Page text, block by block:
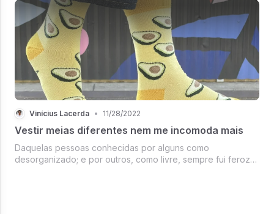
Vinícius Lacerda • 11/28/2022
Vestir meias diferentes nem me incomoda mais
Daquelas pessoas conhecidas por alguns como
desorganizado; e por outros, como livre, sempre fui feroz